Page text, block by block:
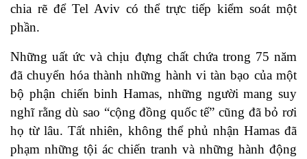
chia rẽ để Tel Aviv có thể trực tiếp kiểm soát một
phần.
Những uất ức và chịu đựng chất chứa trong 75 năm
đã chuyển hóa thành những hành vi tàn bạo của một
bộ phận chiến binh Hamas, những người mang suy
nghĩ rằng dù sao “cộng đồng quốc tế” cũng đã bỏ rơi
họ từ lâu. Tất nhiên, không thể phủ nhận Hamas đã
phạm những tội ác chiến tranh và những hành động